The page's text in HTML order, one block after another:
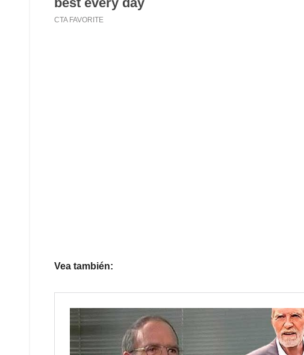
Vea también: